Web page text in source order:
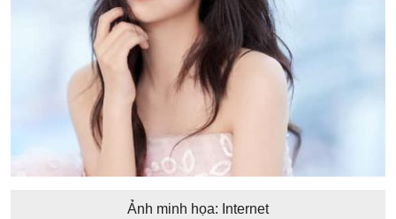
Ảnh minh họa: Internet